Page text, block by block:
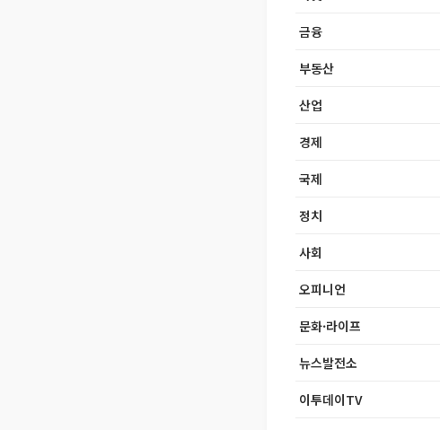
금융
부동산
산업
경제
국제
정치
사회
오피니언
문화·라이프
뉴스발전소
이투데이TV